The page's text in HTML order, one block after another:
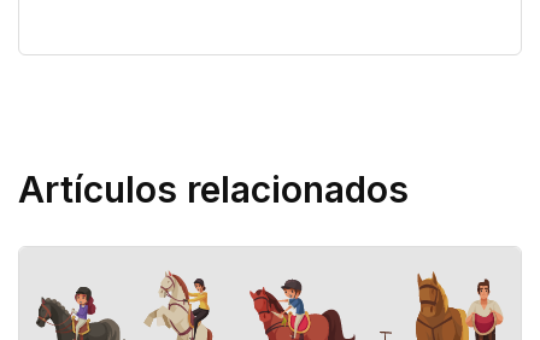
Artículos relacionados